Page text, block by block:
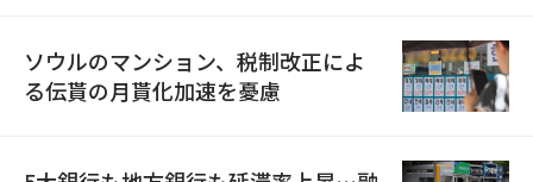
ソウルのマンション、税制改正によ
る伝貰の月貰化加速を憂慮